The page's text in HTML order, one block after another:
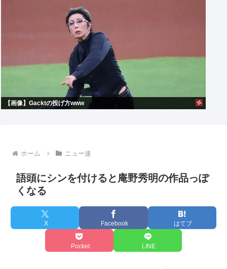
【画像】Gacktの投げ方www
ホーム ニュー速
語頭にシンを付けると庵野秀明の作品っぽ
くなる
X Facebook はてブ
Pocket LINE